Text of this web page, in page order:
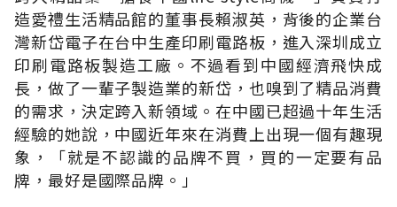
造愛禮生活精品館的董事長賴淑英，背後的企業台
灣新岱電子在台中生產印刷電路板，進入深圳成立
印刷電路板製造工廠。不過看到中國經濟飛快成
長，做了一輩子製造業的新岱，也嗅到了精品消費
的需求，決定跨入新領域。在中國已超過十年生活
經驗的她說，中國近年來在消費上出現一個有趣現
象，「就是不認識的品牌不買，買的一定要有品
牌，最好是國際品牌。」